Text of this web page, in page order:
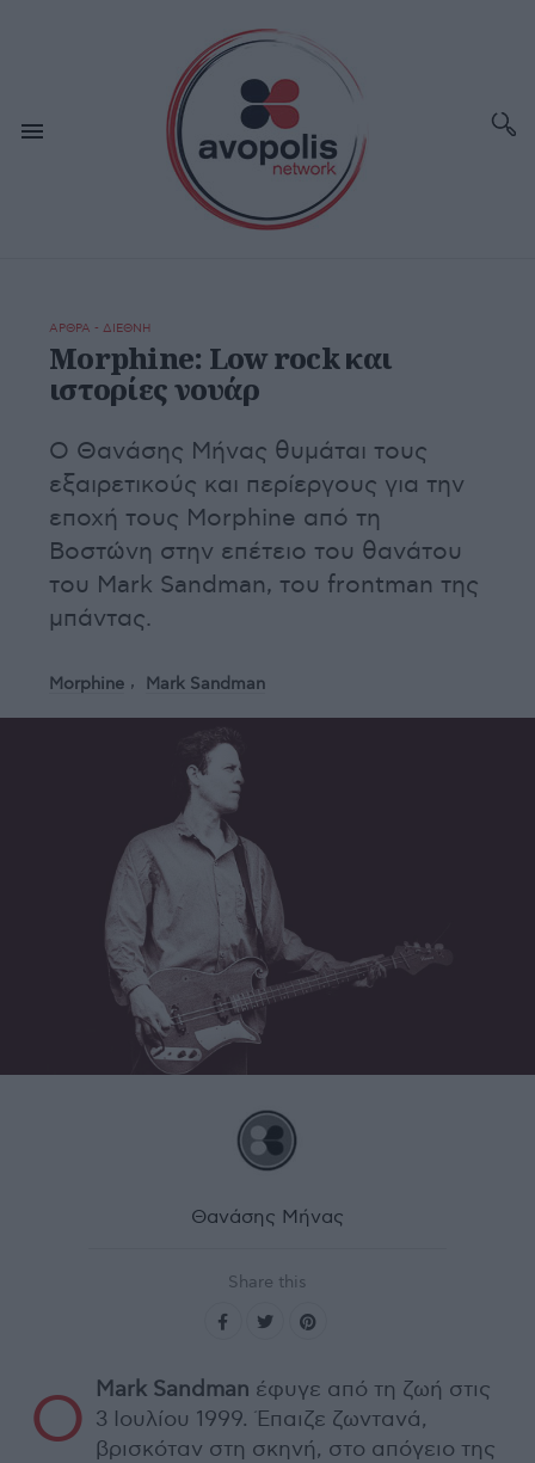
ΑΡΘΡΑ - ΔΙΕΘΝΗ
Morphine: Low rock και
ιστορίες νουάρ
Ο Θανάσης Μήνας θυμάται τους
εξαιρετικούς και περίεργους για την
εποχή τους Morphine από τη
Βοστώνη στην επέτειο του θανάτου
του Mark Sandman, του frontman της
μπάντας.
Morphine Mark Sandman
Θανάσης Μήνας
Share this
Ο Mark Sandman έφυγε από τη ζωή στις
3 Ιουλίου 1999. Έπαιζε ζωντανά,
βρισκόταν στη σκηνή, στο απόγειο της